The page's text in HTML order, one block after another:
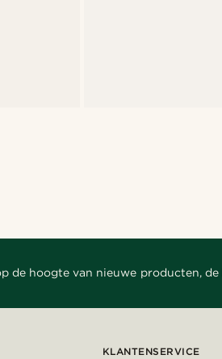
de hoogte van nieuwe producten,
KLANTENSERVICE